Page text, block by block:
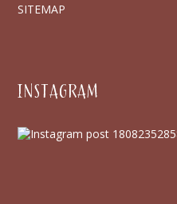
SITEMAP
INSTAGRAM